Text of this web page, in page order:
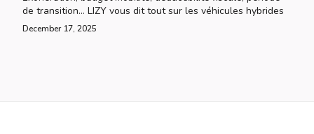
de transition... LIZY vous dit tout sur les véhicules hybrides
December 17, 2025